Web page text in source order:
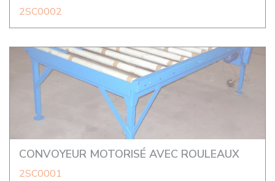
2SC0002
CONVOYEUR MOTORISÉ AVEC ROULEAUX
2SC0001